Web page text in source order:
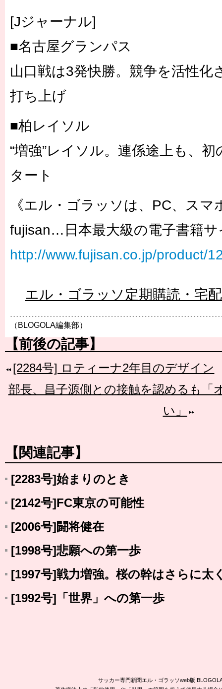
[Jジャーナル]
■名古屋グランパス
山口戦は3発快勝。競争を活性化
打ち上げ
■柏レイソル
“増強”レイソル。連係途上も、
タート
《エル・ゴラッソは、PC、スマ
fujisan…日本最大級の電子書籍サ
http://www.fujisan.co.jp/product/
エル・ゴラッソ定期購読・宅
（BLOGOLA編集部）
【前後の記事】
[2284号] ロティーナ2年目のデザイン
部長、昌子源側との接触を認めるも「
い」
【関連記事】
[2283号]始まりのとき
[2142号]FC東京の可能性
[2006号]闘将健在
[1998号]悲願への第一歩
[1997号]戦力増強。桜の幹はさらに太
[1992号]「世界」への第一歩
サッカー専門新聞エル・ゴラッソweb版